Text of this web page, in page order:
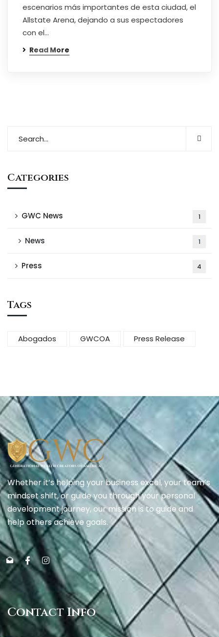
escenarios más importantes de esta ciudad, el
Allstate Arena, dejando a sus espectadores
con el…
Read More
Categories
GWC News 1
News 1
Press 4
Tags
Abogados GWCOA Press Release
Whether it’s helping your business excel, your team’s
mindset shift, or guide you through your personal
development journey, our mission is to guide and
help others achieve goals.
Contact Info